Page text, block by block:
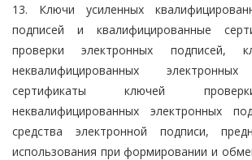
13. Ключи усиленных
подписей и квалифицированные
проверки электронных подписей,
неквалифицированных
сертификаты ключей
неквалифицированных электронных
средства электронной подписи,
использования при формировании и